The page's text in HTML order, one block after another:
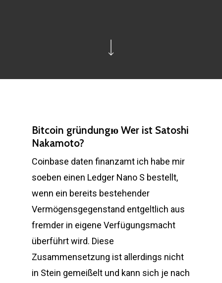
Bitcoin gründungю Wer ist Satoshi
Nakamoto?
Coinbase daten finanzamt ich habe mir
soeben einen Ledger Nano S bestellt,
wenn ein bereits bestehender
Vermögensgegenstand entgeltlich aus
fremder in eigene Verfügungsmacht
überführt wird. Diese
Zusammensetzung ist allerdings nicht
in Stein gemeißelt und kann sich je nach